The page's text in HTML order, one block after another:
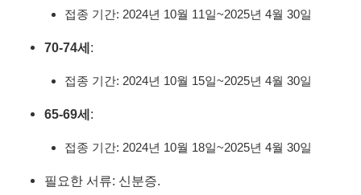
접종 기간: 2024년 10월 11일~2025년 4월 30일
70-74세:
접종 기간: 2024년 10월 15일~2025년 4월 30일
65-69세:
접종 기간: 2024년 10월 18일~2025년 4월 30일
필요한 서류: 신분증.